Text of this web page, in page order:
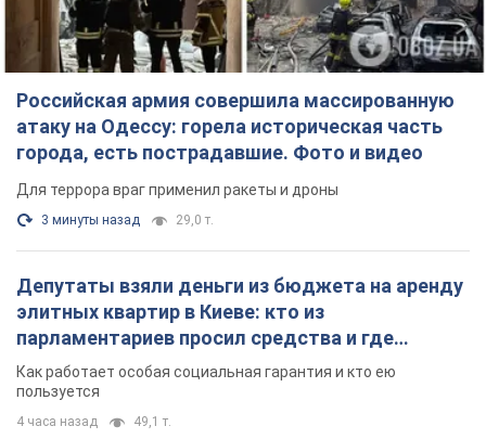
Российская армия совершила массированную
атаку на Одессу: горела историческая часть
города, есть пострадавшие. Фото и видео
Для террора враг применил ракеты и дроны
3 минуты назад 29,0 т.
Депутаты взяли деньги из бюджета на аренду
элитных квартир в Киеве: кто из
парламентариев просил средства и где
поселился
Как работает особая социальная гарантия и кто ею
пользуется
4 часа назад 49,1 т.